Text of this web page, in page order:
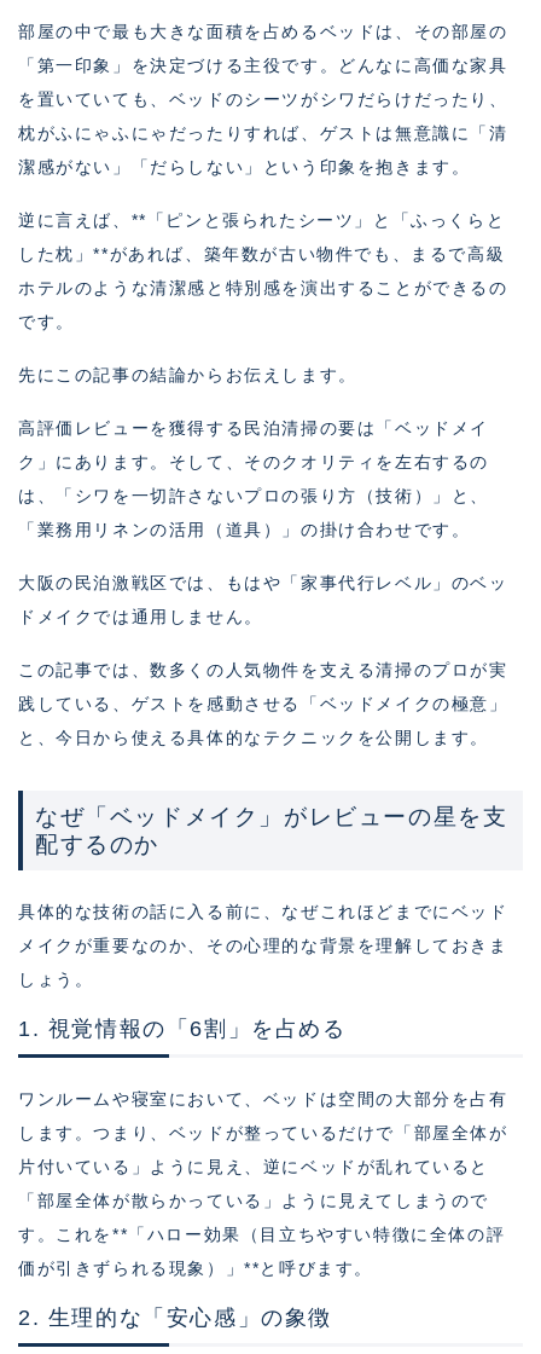
部屋の中で最も大きな面積を占めるベッドは、その部屋の
「第一印象」を決定づける主役です。どんなに高価な家具
を置いていても、ベッドのシーツがシワだらけだったり、
枕がふにゃふにゃだったりすれば、ゲストは無意識に「清
潔感がない」「だらしない」という印象を抱きます。
逆に言えば、**「ピンと張られたシーツ」と「ふっくらと
した枕」**があれば、築年数が古い物件でも、まるで高級
ホテルのような清潔感と特別感を演出することができるの
です。
先にこの記事の結論からお伝えします。
高評価レビューを獲得する民泊清掃の要は「ベッドメイ
ク」にあります。そして、そのクオリティを左右するの
は、「シワを一切許さないプロの張り方（技術）」と、
「業務用リネンの活用（道具）」の掛け合わせです。
大阪の民泊激戦区では、もはや「家事代行レベル」のベッ
ドメイクでは通用しません。
この記事では、数多くの人気物件を支える清掃のプロが実
践している、ゲストを感動させる「ベッドメイクの極意」
と、今日から使える具体的なテクニックを公開します。
なぜ「ベッドメイク」がレビューの星を支
配するのか
具体的な技術の話に入る前に、なぜこれほどまでにベッド
メイクが重要なのか、その心理的な背景を理解しておきま
しょう。
1. 視覚情報の「6割」を占める
ワンルームや寝室において、ベッドは空間の大部分を占有
します。つまり、ベッドが整っているだけで「部屋全体が
片付いている」ように見え、逆にベッドが乱れていると
「部屋全体が散らかっている」ように見えてしまうので
す。これを**「ハロー効果（目立ちやすい特徴に全体の評
価が引きずられる現象）」**と呼びます。
2. 生理的な「安心感」の象徴